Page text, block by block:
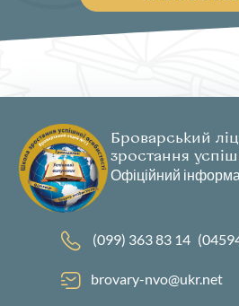
Броварський
зростання
Офіційний
(099) 363 83 14
brovary-nvo@ukr.net